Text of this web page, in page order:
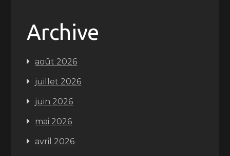
Archive
août 2026
juillet 2026
juin 2026
mai 2026
avril 2026